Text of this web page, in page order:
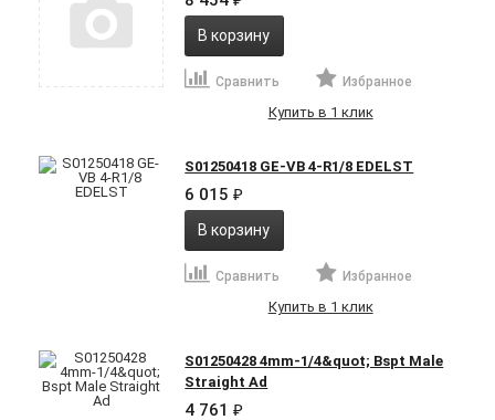
В корзину
Сравнить Избранное
Купить в 1 клик
S01250418 GE-VB 4-R1/8 EDELST
6 015₽
В корзину
Сравнить Избранное
Купить в 1 клик
S01250428 4mm-1/4&quot; Bspt Male
Straight Ad
4 761₽